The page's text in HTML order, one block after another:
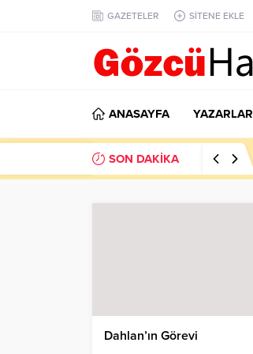
GAZETELER SİTENE EKLE
ANASAYFA YAZARLAR
SON DAKİKA
Dahlan’ın Görevi